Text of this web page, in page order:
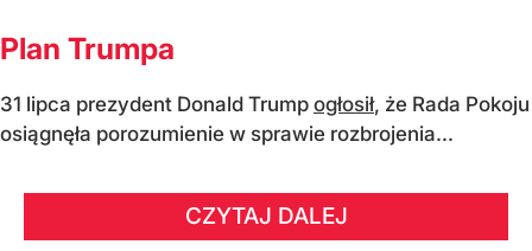
Plan Trumpa
31 lipca prezydent Donald Trump ogłosił, że Rada Pokoju
osiągnęła porozumienie w sprawie rozbrojenia...
CZYTAJ DALEJ